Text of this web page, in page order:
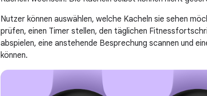
Nutzer können auswählen, welche Kacheln sie sehen
prüfen, einen Timer stellen, den täglichen
abspielen, eine anstehende Besprechung scannen und
können.